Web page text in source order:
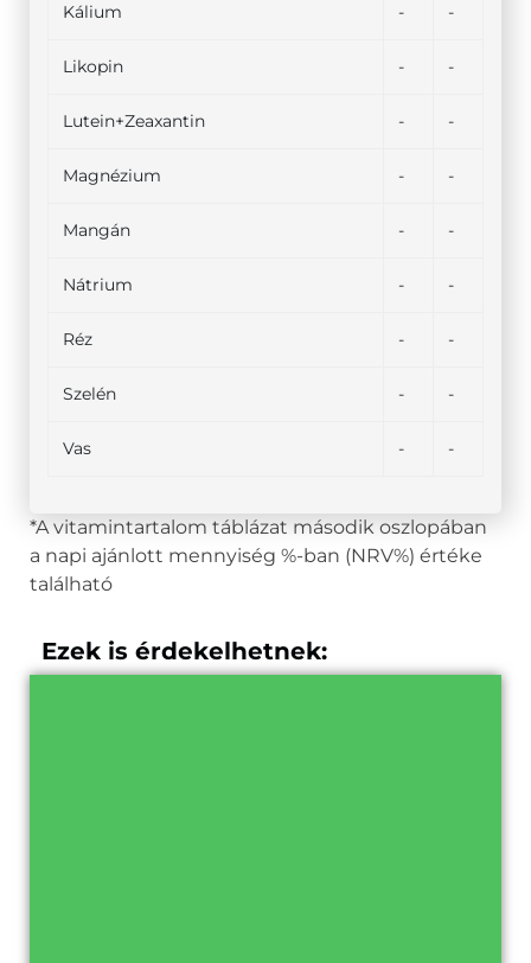
Kálium - -
Likopin - -
Lutein+Zeaxantin - -
Magnézium - -
Mangán - -
Nátrium - -
Réz - -
Szelén - -
Vas - -
*A vitamintartalom táblázat második oszlopában
a napi ajánlott mennyiség %-ban (NRV%) értéke
található
Ezek is érdekelhetnek: